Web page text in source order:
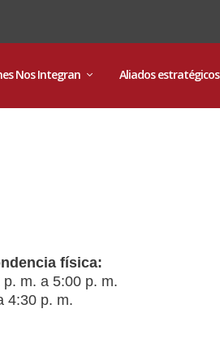
Nos Integran Aliados estratégicos
física:
m. a 5:00 p. m.
4:30 p. m.